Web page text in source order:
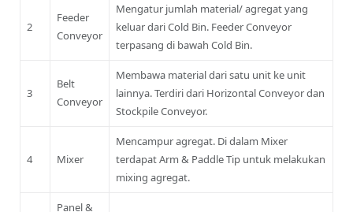
2
Feeder
Conveyor
Mengatur jumlah material/ agregat yang
keluar dari Cold Bin. Feeder Conveyor
terpasang di bawah Cold Bin.
3
Belt
Conveyor
Membawa material dari satu unit ke unit
lainnya. Terdiri dari Horizontal Conveyor dan
Stockpile Conveyor.
4 Mixer
Mencampur agregat. Di dalam Mixer
terdapat Arm & Paddle Tip untuk melakukan
mixing agregat.
Panel &